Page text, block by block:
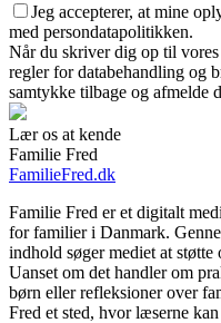
Jeg accepterer, at mine
med persondatapolitikken.
Når du skriver dig op til
regler for databehandling og
samtykke tilbage og afmelde
Lær os at kende
Familie Fred
FamilieFred.dk
Familie Fred er et digitalt
for familier i Danmark.
indhold søger mediet at
Uanset om det handler om
børn eller refleksioner over
Fred et sted, hvor læserne